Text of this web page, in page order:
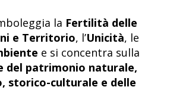
la Fertilità delle
e Territorio, l’Unicità, le
e si concentra sulla
del patrimonio naturale,
storico-culturale e delle